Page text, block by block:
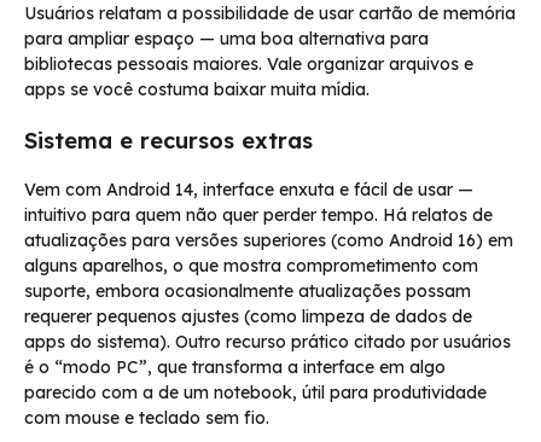
Usuários relatam a possibilidade de usar cartão de memória
para ampliar espaço — uma boa alternativa para
bibliotecas pessoais maiores. Vale organizar arquivos e
apps se você costuma baixar muita mídia.
Sistema e recursos extras
Vem com Android 14, interface enxuta e fácil de usar —
intuitivo para quem não quer perder tempo. Há relatos de
atualizações para versões superiores (como Android 16) em
alguns aparelhos, o que mostra comprometimento com
suporte, embora ocasionalmente atualizações possam
requerer pequenos ajustes (como limpeza de dados de
apps do sistema). Outro recurso prático citado por usuários
é o “modo PC”, que transforma a interface em algo
parecido com a de um notebook, útil para produtividade
com mouse e teclado sem fio.